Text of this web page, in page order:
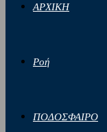
ΑΡΧΙΚΗ
Ροή
ΠΟΔΟΣΦΑΙΡΟ